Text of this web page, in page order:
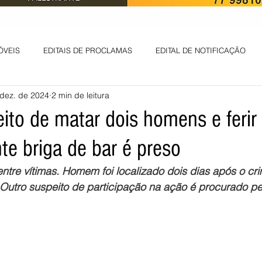
EDITAIS DE PROCLAMAS EDITAL DE NOTIFICAÇÃO
EDITAL DE INTIMAÇÃO AVISO DE LEILÃO
Informes - Deputado Tito ABANDONO DE EMPREGO
LICENÇA DE OPERAÇÃO Edital - alteração de regime de ben
de matar dois homens e
briga de bar é preso
de 2024 2 min de leitura
vítimas. Homem foi localizado dois dias após o
suspeito de participação na ação é procurado